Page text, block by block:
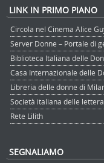
LINK IN PRIMO PIANO
Circola nel Cinema Alice
Server Donne – Portale di
Biblioteca Italiana delle
Casa Internazionale delle
Libreria delle donne di
Società italiana delle
Rete Lilith
SEGNALIAMO